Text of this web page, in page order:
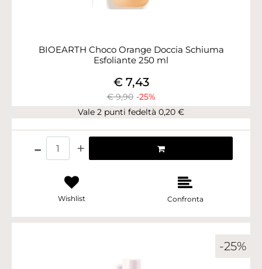
BIOEARTH Choco Orange Doccia Schiuma
Esfoliante 250 ml
€ 9,90 -25%
€ 7,43
Vale 2 punti fedeltà 0,20 €
Wishlist Confronta
-25%